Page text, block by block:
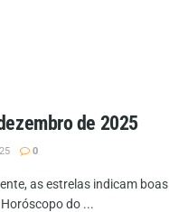
de 2025
0
as estrelas indicam boas
do ...